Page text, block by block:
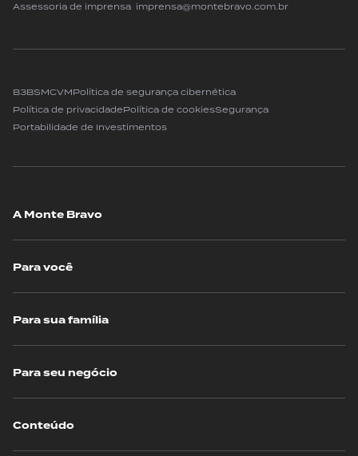
Assessoria de imprensa imprensa@montebravo.com.br
B3BSMCVMPolítica de segurança cibernética
Política de privacidadePolítica de cookiesSegurança
Portabilidade de Investimentos
A Monte Bravo
Para você
Para sua família
Para seu negócio
Conteúdo